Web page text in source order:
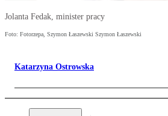
Jolanta Fedak, minister pracy
Foto: Fotorzepa, Szymon Łaszewski Szymon Łaszewski
Katarzyna Ostrowska